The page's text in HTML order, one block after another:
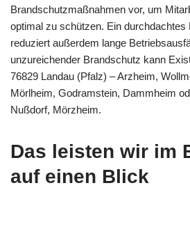
Brandschutzmaßnahmen vor, um
optimal zu schützen. Ein
reduziert außerdem lange
unzureichender Brandschutz kann
76829 Landau (Pfalz) – Arzheim,
Mörlheim, Godramstein, Dammheim
Nußdorf, Mörzheim.
Das leisten wir im
auf einen Blick